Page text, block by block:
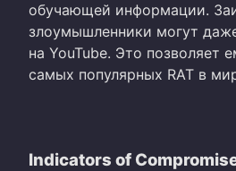
обучающей информации.
злоумышленники могут
на YouTube. Это позволяет
самых популярных RAT в
Indicators of